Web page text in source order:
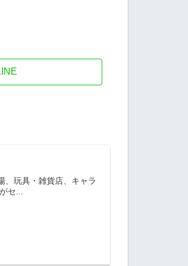
玩具・雑貨店、キャラ
セ...